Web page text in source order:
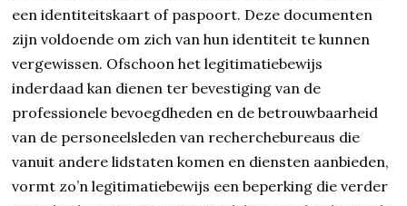
een identiteitskaart of paspoort. Deze documenten
zijn voldoende om zich van hun identiteit te kunnen
vergewissen. Ofschoon het legitimatiebewijs
inderdaad kan dienen ter bevestiging van de
professionele bevoegdheden en de betrouwbaarheid
van de personeelsleden van recherchebureaus die
vanuit andere lidstaten komen en diensten aanbieden,
vormt zo’n legitimatiebewijs een beperking die verder